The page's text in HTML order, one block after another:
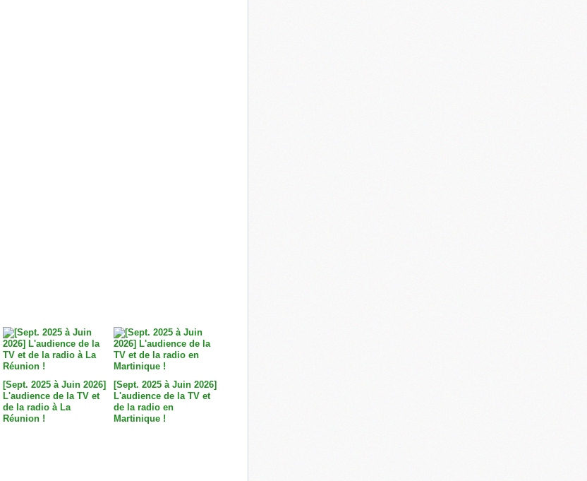
[Sept. 2025 à Juin 2026]
L'audience de la TV et
de la radio à La
Réunion !
[Sept. 2025 à Juin 2026]
L'audience de la TV et
de la radio en
Martinique !